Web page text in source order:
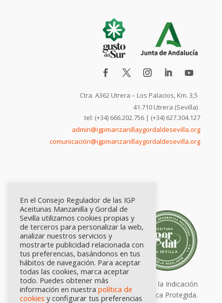
Ctra. A362 Utrera – Los Palacios, Km. 3,5
41.710 Utrera (Sevilla)
tel: (+34) 666.202.756 | (+34) 627.304.127
admin@igpmanzanillaygordaldesevilla.org
comunicación@igpmanzanillaygordaldesevilla.org
Calidad certificada por Origen. Sellos de la Indicación
Geográfica Protegida.
En el Consejo Regulador de las IGP
Aceitunas Manzanilla y Gordal de
Sevilla utilizamos cookies propias y
de terceros para personalizar la web,
analizar nuestros servicios y
mostrarte publicidad relacionada con
tus preferencias, basándonos en tus
hábitos de navegación. Para aceptar
todas las cookies, marca aceptar
todo. Puedes obtener más
información en nuestra política de
cookies y configurar tus preferencias